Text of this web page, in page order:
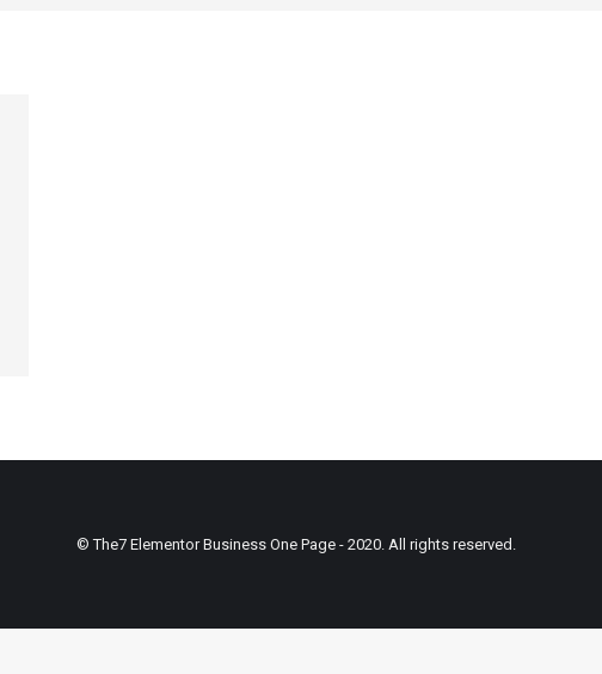
© The7 Elementor Business One Page - 2020. All rights reserved.